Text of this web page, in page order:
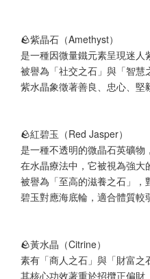
🪨紫晶石（Amethyst）
是一種因微量鐵元素呈現迷人
被譽為「社交之石」與「智慧
紫水晶象徵著善良、忠心、堅
🪨紅碧玉（Red Jasper）
是一種不透明的微晶石英礦物
在水晶療法中，它被視為強大
被譽為「至高的滋養之石」，
碧玉對應海底輪，適合體質較
🪨黃水晶（Citrine）
素有「商人之石」與「財富之
其核心功效著重於招攬正偏財